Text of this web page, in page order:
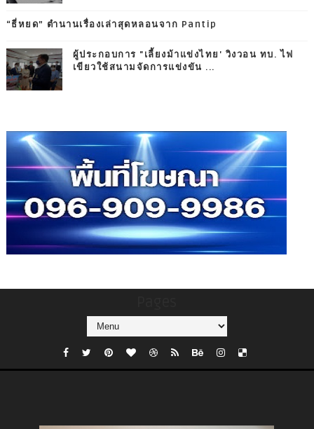
“ธี่หยด” ตำนานเรื่องเล่าสุดหลอนจาก Pantip
ผู้ประกอบการ "เลี้ยงม้าแข่งไทย' วิงวอน ทบ. ไฟ
เขียวใช้สนามจัดการแข่งขัน ...